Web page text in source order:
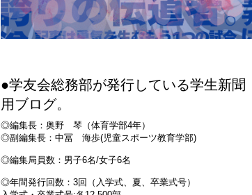
学友会総務部が発行している学生新聞
用ブログ。
◎編集長：奥野 琴（体育学部4年）
◎副編集長：中冨 海歩(児童スポーツ教育学部)
◎編集局員数：男子6名/女子6名
◎年間発行回数：3回（入学式、夏、卒業式号）